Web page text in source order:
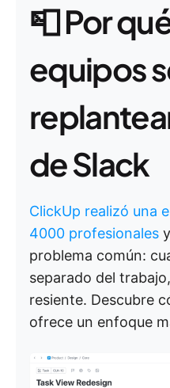
📮Por
equipos
de Slack
ClickUp realizó una
4000 profesionales
problema común:
separado del
resiente. Descubre
ofrece un enfoque